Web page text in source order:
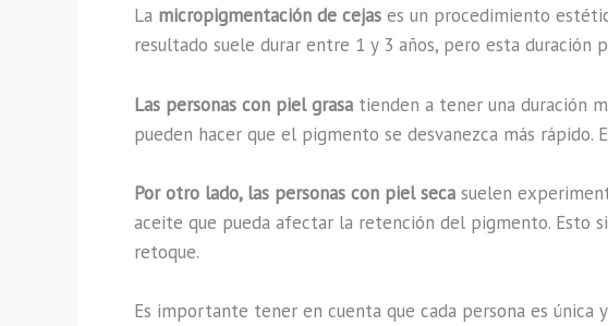
La micropigmentación de cejas es un procedimiento
resultado suele durar entre 1 y 3 años, pero esta
Las personas con piel grasa tienden a tener una duración
pueden hacer que el pigmento se desvanezca más
Por otro lado, las personas con piel seca suelen
aceite que pueda afectar la retención del pigmento. Esto
retoque.
Es importante tener en cuenta que cada persona es